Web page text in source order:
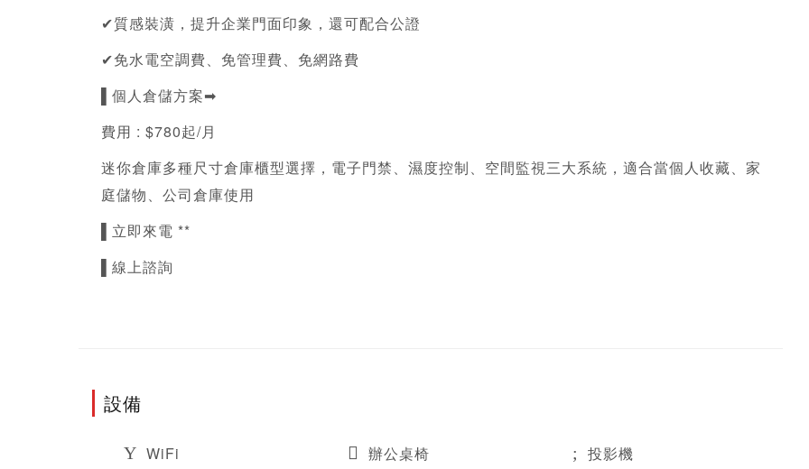
✔質感裝潢，提升企業門面印象，還可配合公證
✔免水電空調費、免管理費、免網路費
▌個人倉儲方案➡
費用 : $780起/月
迷你倉庫多種尺寸倉庫櫃型選擇，電子門禁、濕度控制、空間監視三大系統，適合當個人收藏、家
庭儲物、公司倉庫使用
▌立即來電 **
▌線上諮詢
設備
WiFi 辦公桌椅
投影機